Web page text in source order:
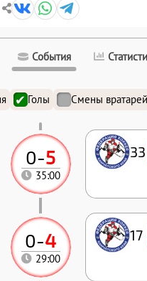
События
Голы Смены вратарей
0-4
29:00
17
0-5
35:00
33